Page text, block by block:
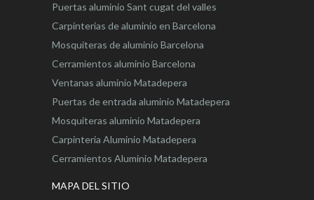
Puertas aluminio Sant cugat del valles
Carpinterias de aluminio en Barcelona
Mosquiteras de aluminio Barcelona
Cerramientos aluminio Barcelona
Ventanas aluminio Matadepera
Puertas de entrada aluminio Matadepera
Mosquiteras aluminio Matadepera
Carpinteria Aluminio Matadepera
Cerramientos Aluminio Matadepera
MAPA DEL SITIO